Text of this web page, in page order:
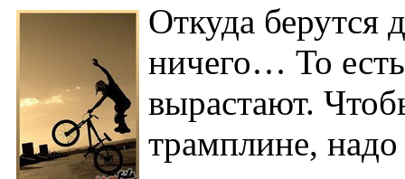
Откуда берутся
ничего… То
вырастают.
трамплине,